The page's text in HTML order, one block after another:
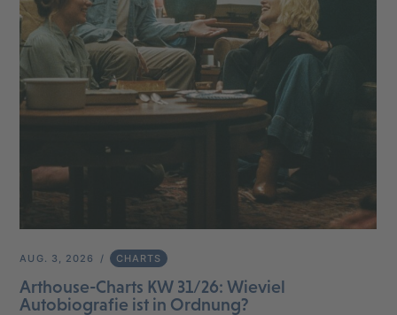
AUG. 3, 2026 CHARTS
Arthouse-Charts KW 31/26: Wieviel
Autobiografie ist in Ordnung?